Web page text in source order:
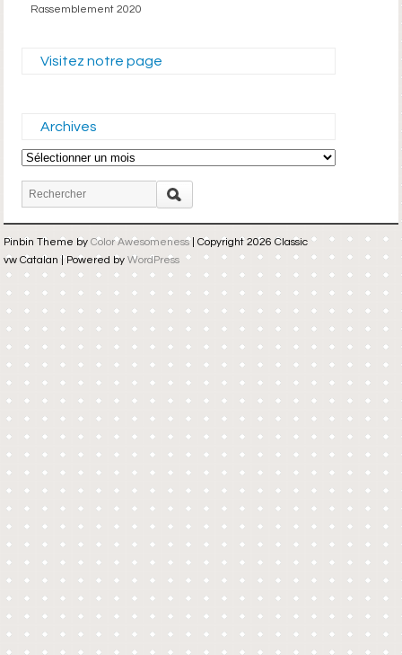
Rassemblement 2020
Visitez notre page
Archives
Archives
Pinbin Theme by Color Awesomeness| Copyright 2026 Classic
vw Catalan | Powered by WordPress